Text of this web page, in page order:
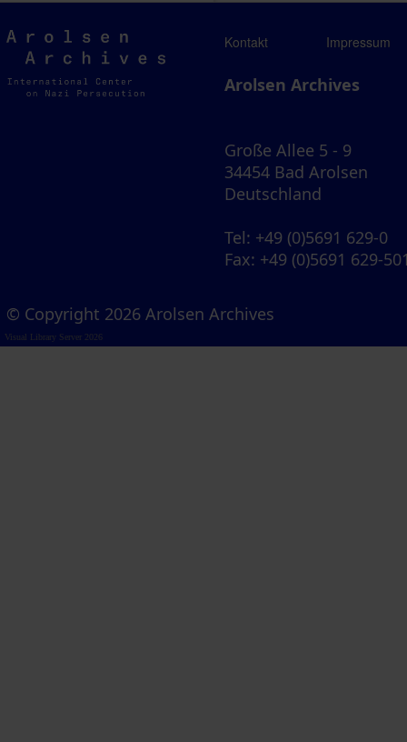
Arolsen
Archives
Kontakt Impressum
Arolsen Archives
Große Allee 5 - 9
34454 Bad Arolsen
Deutschland
Tel: +49 (0)5691 629-0
Fax: +49 (0)5691 629-
© Copyright 2026 Arolsen Archives
Visual Library Server 2026